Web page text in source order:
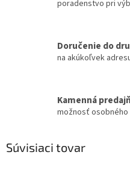
poradenstvo pri
Doručenie do
na akúkoľvek
Kamenná
možnosť
Súvisiaci tovar